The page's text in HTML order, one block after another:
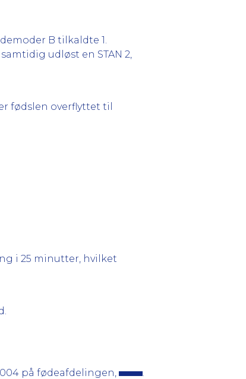
B tilkaldte 1.
udløst en STAN 2,
fødslen overflyttet til
i 25 minutter, hvilket
på fødeafdelingen, .